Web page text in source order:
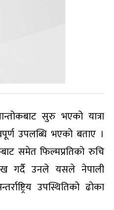
सुरु भएको यात्रा
उपलब्धि भएको बताए ।
समेत फिल्मप्रतिको रुचि
गर्दै उनले यसले नेपाली
उपस्थितिको ढोका